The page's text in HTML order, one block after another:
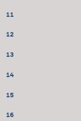
11
12
13
14
15
16